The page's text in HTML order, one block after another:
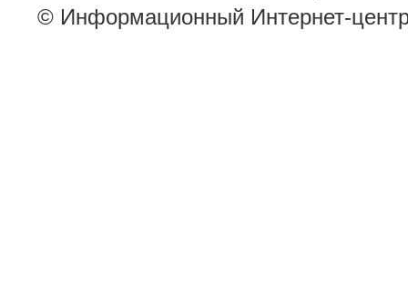
© Информационный Интернет-